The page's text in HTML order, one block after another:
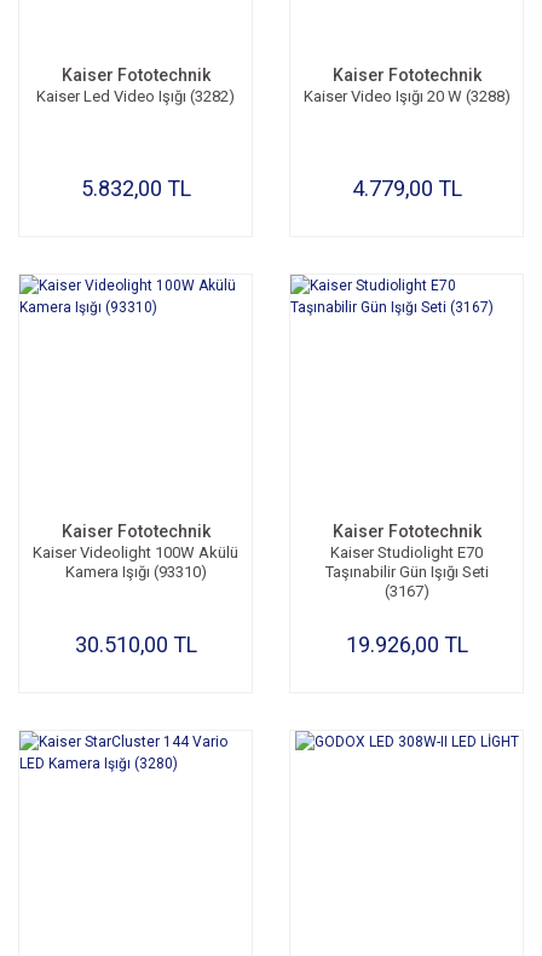
Kaiser Fototechnik
Kaiser Led Video Işığı (3282)
5.832,00 TL
Kaiser Fototechnik
Kaiser Video Işığı 20 W (3288)
4.779,00 TL
Kaiser Fototechnik
Kaiser Videolight 100W Akülü
Kamera Işığı (93310)
30.510,00 TL
Kaiser Fototechnik
Kaiser Studiolight E70
Taşınabilir Gün Işığı Seti
(3167)
19.926,00 TL